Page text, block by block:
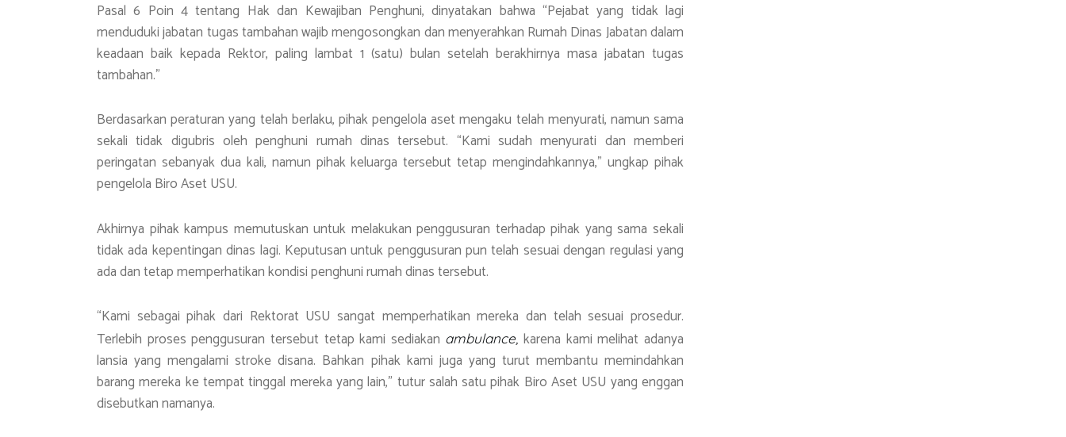
Pasal 6 Poin 4 tentang Hak dan Kewajiban Penghuni, dinyatakan bahwa “Pejabat yang tidak lagi
menduduki jabatan tugas tambahan wajib mengosongkan dan menyerahkan Rumah Dinas Jabatan dalam
keadaan baik kepada Rektor, paling lambat 1 (satu) bulan setelah berakhirnya masa jabatan tugas
tambahan.”
Berdasarkan peraturan yang telah berlaku, pihak pengelola aset mengaku telah menyurati, namun sama
sekali tidak digubris oleh penghuni rumah dinas tersebut. “Kami sudah menyurati dan memberi
peringatan sebanyak dua kali, namun pihak keluarga tersebut tetap mengindahkannya,” ungkap pihak
pengelola Biro Aset USU.
Akhirnya pihak kampus memutuskan untuk melakukan penggusuran terhadap pihak yang sama sekali
tidak ada kepentingan dinas lagi. Keputusan untuk penggusuran pun telah sesuai dengan regulasi yang
ada dan tetap memperhatikan kondisi penghuni rumah dinas tersebut.
“Kami sebagai pihak dari Rektorat USU sangat memperhatikan mereka dan telah sesuai prosedur.
Terlebih proses penggusuran tersebut tetap kami sediakan ambulance, karena kami melihat adanya
lansia yang mengalami stroke disana. Bahkan pihak kami juga yang turut membantu memindahkan
barang mereka ke tempat tinggal mereka yang lain,” tutur salah satu pihak Biro Aset USU yang enggan
disebutkan namanya.